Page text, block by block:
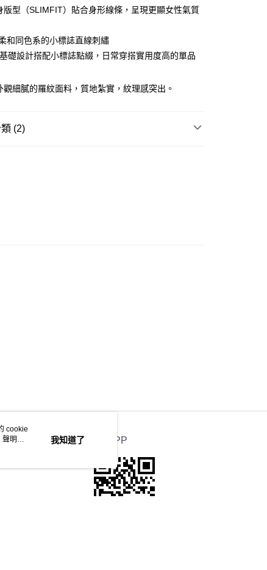
版型（SLIMFIT）貼合身形線條，呈現更顯女性氣質
和同色系的小標誌直線刺繡
礎設計搭配小標誌點綴，日常穿搭實用度高的單品
觀細膩的羅紋面料，質地紮實，紋理感突出。
(2)
官方APP
cookie
聲明使
我知道了